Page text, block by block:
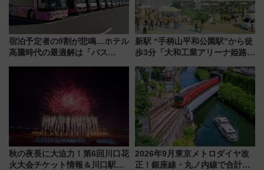
宿泊予定者の9割が悲鳴…ホテル
高騰時代の最適解は「バス
した、推し活遠征や観光時のリ
アルな懐事情
新駅 “手柄山平和公園駅”から徒
歩3分「大和工業アリーナ姫路」
大相撲巡業など 豪華イベントと
アクセス
秋の夜長に大迫力！第6回川口花
火大会チケット情報＆川口駅か
2026年9月東京メトロダイヤ改
正！銀座線・丸ノ内線で合計